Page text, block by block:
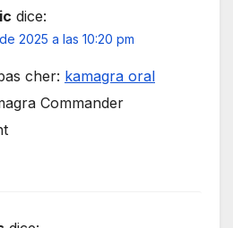
dice:
2025 a las 10:20 pm
cher: kamagra oral
Commander